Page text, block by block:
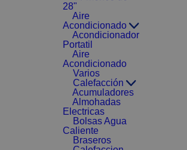
28"
Aire
Acondicionado
Acondicionador
Portatil
Aire
Acondicionado
Varios
Calefacción
Acumuladores
Almohadas
Electricas
Bolsas Agua
Caliente
Braseros